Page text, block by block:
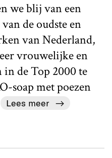
we blij van een
de oudste en
van Nederland,
vrouwelijke en
de Top 2000 te
soap met poezen
Lees meer